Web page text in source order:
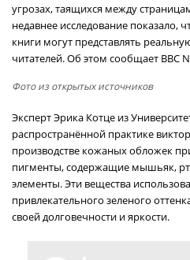
угрозах, таящихся между
недавнее исследование показало,
книги могут представлять
читателей. Об этом сообщает BBC
Фото из открытых источников
Эксперт Эрика Котце из
распространённой практике
производстве кожаных обложек
пигменты, содержащие мышьяк,
элементы. Эти вещества
привлекательного зеленого
своей долговечности и яркости.